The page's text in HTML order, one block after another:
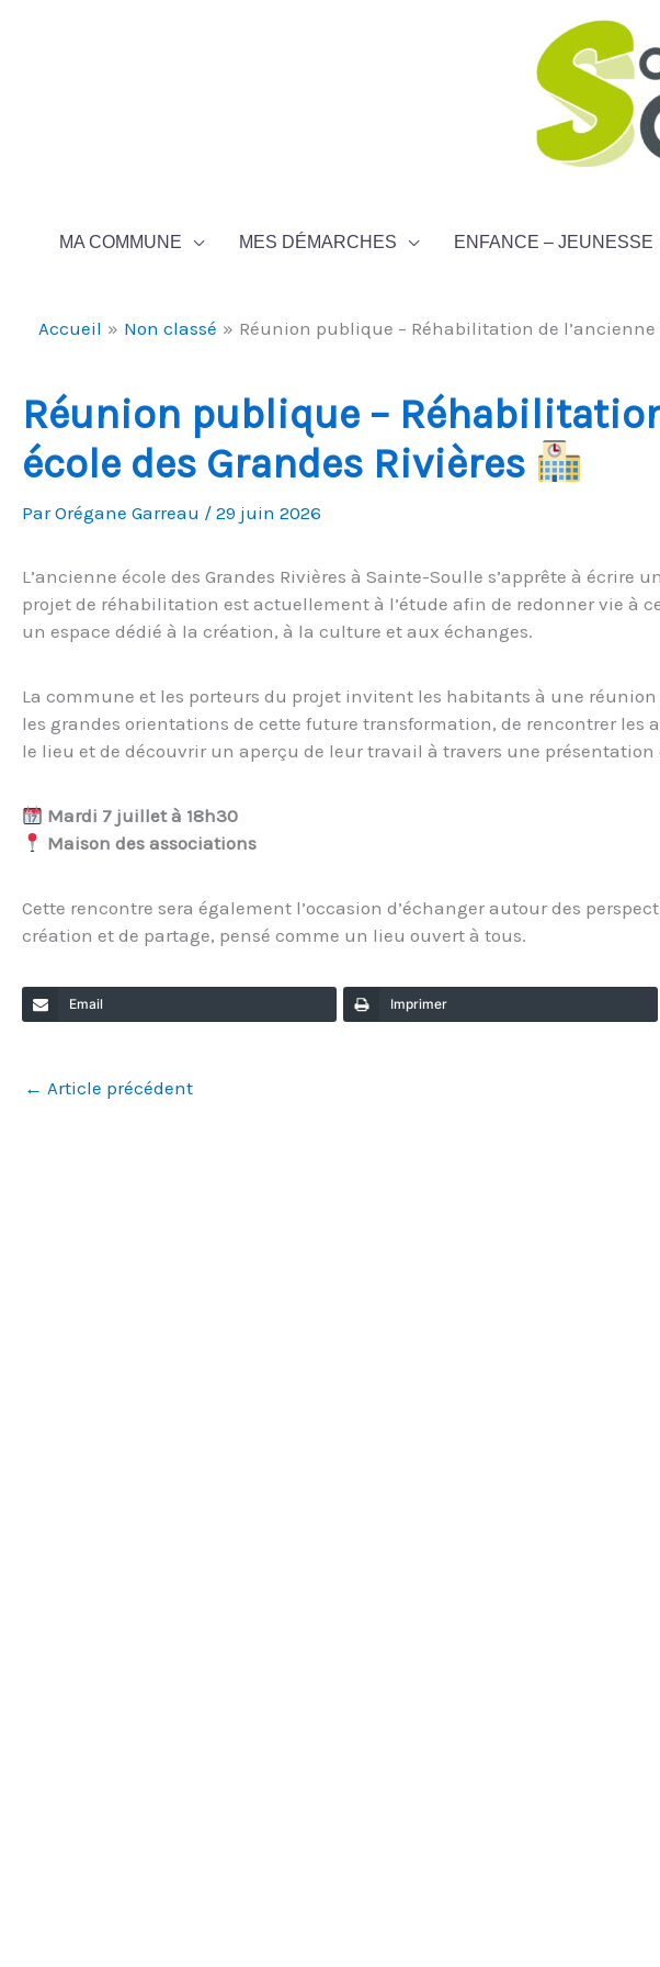
MA COMMUNE MES DÉMARCHES ENFANCE – JEUNESSE
Accueil Non classé Réunion publique – Réhabilitation de l’ancienne
Réunion publique –
école des Grandes Rivières
ParOrégane Garreau / 29 juin 2026
L’ancienne école des Grandes Rivières à Sainte-Soulle s’apprête à écrire
projet de réhabilitation est actuellement à l’étude afin de redonner vie à
un espace dédié à la création, à la culture et aux échanges.
La commune et les porteurs du projet invitent les habitants à une
les grandes orientations de cette future transformation, de rencontrer
le lieu et de découvrir un aperçu de leur travail à travers une présentation
Mardi 7 juillet à 18h30
Maison des associations
Cette rencontre sera également l’occasion d’échanger autour des
création et de partage, pensé comme un lieu ouvert à tous.
Email Imprimer
← Article précédent